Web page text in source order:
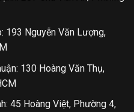
193 Nguyễn Văn Lượng,
130 Hoàng Văn Thụ,
45 Hoàng Việt, Phường 4,